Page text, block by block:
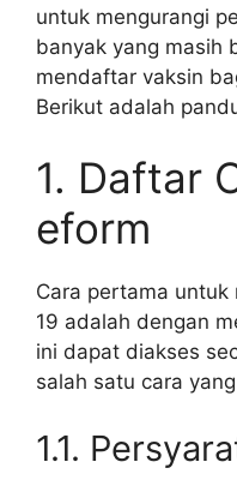
untuk mengurangi
banyak yang masih
mendaftar vaksin
Berikut adalah
1. Daftar
eform
Cara pertama untuk
19 adalah dengan
ini dapat diakses
salah satu cara
1.1.